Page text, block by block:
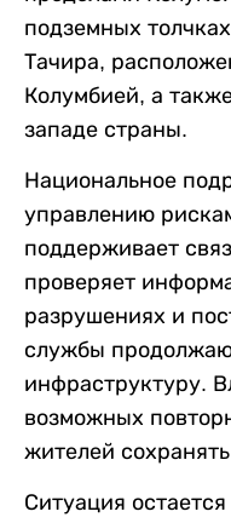
подземных
Тачира,
Колумбией, а
западе страны.
Национальное
управлению
поддерживает
проверяет
разрушениях и
службы
инфраструктуру.
возможных
жителей
Ситуация